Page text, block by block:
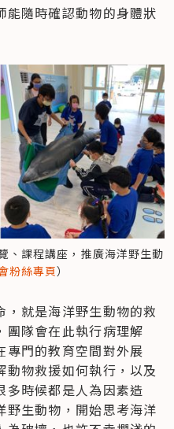
能隨時確認動物的身體狀
、課程講座，推廣海洋野生動
粉絲專頁）
，就是海洋野生動物的救
團隊會在此執行病理解
專門的教育空間對外展
動物救援如何執行，以及
多時候都是人為因素造
野生動物，開始思考海洋